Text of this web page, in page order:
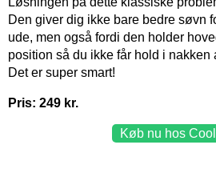
Den giver dig ikke bare bedre søvn
ude, men også fordi den holder
position så du ikke får hold i nakken
Det er super smart!
Pris: 249 kr.
Køb nu hos